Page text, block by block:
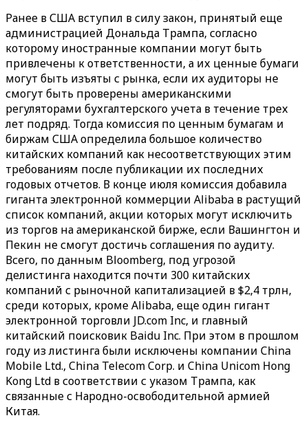
Ранее в США вступил в силу закон, принятый еще
администрацией Дональда Трампа, согласно
которому иностранные компании могут быть
привлечены к ответственности, а их ценные бумаги
могут быть изъяты с рынка, если их аудиторы не
смогут быть проверены американскими
регуляторами бухгалтерского учета в течение трех
лет подряд. Тогда комиссия по ценным бумагам и
биржам США определила большое количество
китайских компаний как несоответствующих этим
требованиям после публикации их последних
годовых отчетов. В конце июля комиссия добавила
гиганта электронной коммерции Alibaba в растущий
список компаний, акции которых могут исключить
из торгов на американской бирже, если Вашингтон и
Пекин не смогут достичь соглашения по аудиту.
Всего, по данным Bloomberg, под угрозой
делистинга находится почти 300 китайских
компаний с рыночной капитализацией в $2,4 трлн,
среди которых, кроме Alibaba, еще один гигант
электронной торговли JD.com Inc, и главный
китайский поисковик Baidu Inc. При этом в прошлом
году из листинга были исключены компании China
Mobile Ltd., China Telecom Corp. и China Unicom Hong
Kong Ltd в соответствии с указом Трампа, как
связанные с Народно-освободительной армией
Китая.